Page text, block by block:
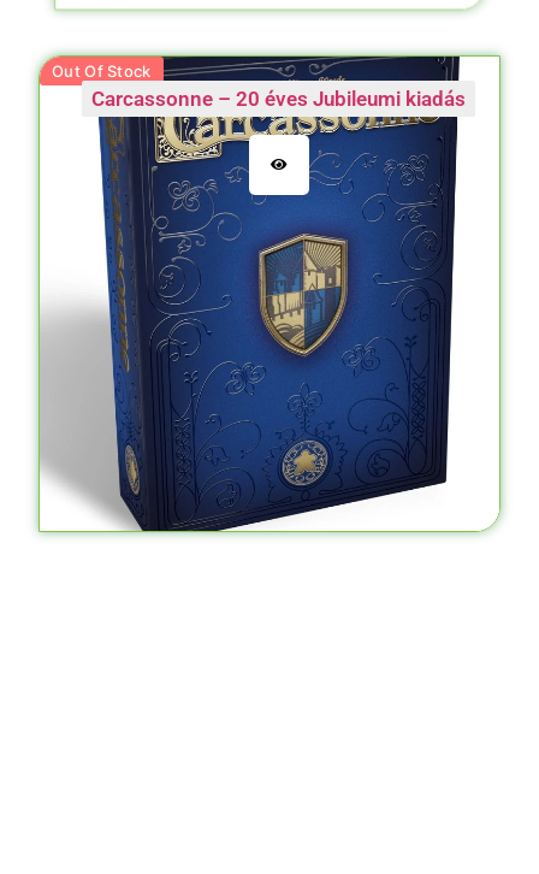
Carcassonne – 20 éves Jubileumi kiadás
Out Of Stock